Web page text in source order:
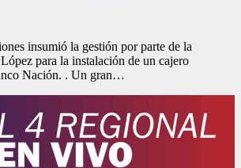
insumió la gestión por parte de la
para la instalación de un cajero
Nación. . Un gran…